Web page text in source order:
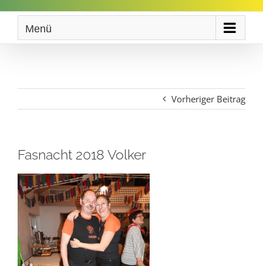
Menü
Vorheriger Beitrag
Fasnacht 2018 Volker